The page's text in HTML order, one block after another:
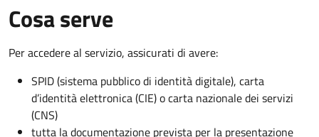
Cosa serve
Per accedere al servizio, assicurati di avere:
SPID (sistema pubblico di identità digitale), carta
d’identità elettronica (CIE) o carta nazionale dei servizi
(CNS)
tutta la documentazione prevista per la presentazione